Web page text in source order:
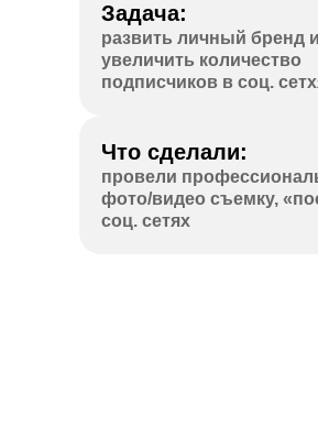
Задача:
развить личный бренд и
увеличить количество
подписчиков в соц.
Что сделали:
провели
фото/видео съемку,
соц. сетях